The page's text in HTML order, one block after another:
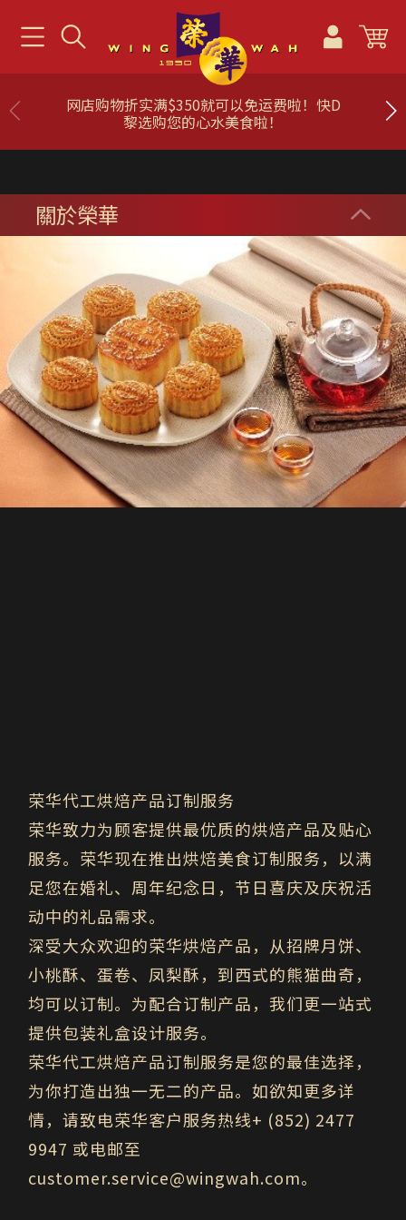
网店购物折实满$350就可以免运费啦！快D
黎选购您的心水美食啦！
關於榮華
荣华代工烘焙产品订制服务
荣华致力为顾客提供最优质的烘焙产品及贴心
服务。荣华现在推出烘焙美食订制服务，以满
足您在婚礼、周年纪念日，节日喜庆及庆祝活
动中的礼品需求。
深受大众欢迎的荣华烘焙产品，从招牌月饼、
小桃酥、蛋卷、凤梨酥，到西式的熊猫曲奇，
均可以订制。为配合订制产品，我们更一站式
提供包装礼盒设计服务。
荣华代工烘焙产品订制服务是您的最佳选择，
为你打造出独一无二的产品。如欲知更多详
情，请致电荣华客户服务热线+ (852) 2477
9947 或电邮至
customer.service@wingwah.com。